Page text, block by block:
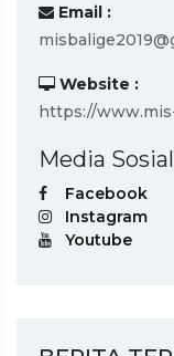
Email :
Website :
https://
Media
Facebook
Instagram
Youtube